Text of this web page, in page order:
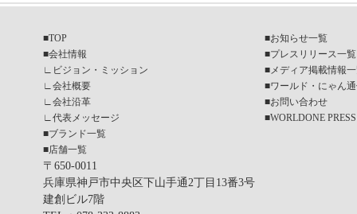
■TOP
■会社情報
∟
ビジョン・ミッション
∟ 会社概要
∟ 会社沿革
∟ 代表メッセージ
■ブランド一覧
■店舗一覧
■お知らせ一覧
■プレスリリース一覧
■ メディア掲載情報
■ワールド・にゃん
■お問い合わせ
■WORLDONE PRESS
〒650-0011
兵庫県神戸市中央区下山手通2丁目13番3号
建創ビル7階